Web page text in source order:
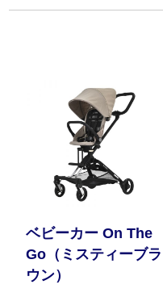
ベビーカー On The
Go（ミスティーブラ
ウン）